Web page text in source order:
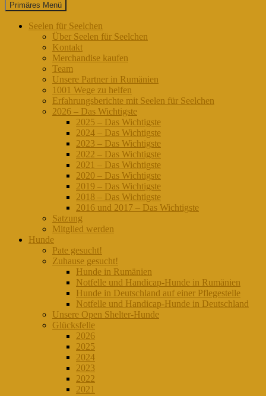
Seelen für Seelchen
Primäres Menü
Seelen für Seelchen
Über Seelen für Seelchen
Kontakt
Merchandise kaufen
Team
Unsere Partner in Rumänien
1001 Wege zu helfen
Erfahrungsberichte mit Seelen für Seelchen
2026 – Das Wichtigste
2025 – Das Wichtigste
2024 – Das Wichtigste
2023 – Das Wichtigste
2022 – Das Wichtigste
2021 – Das Wichtigste
2020 – Das Wichtigste
2019 – Das Wichtigste
2018 – Das Wichtigste
2016 und 2017 – Das Wichtigste
Satzung
Mitglied werden
Hunde
Pate gesucht!
Zuhause gesucht!
Hunde in Rumänien
Notfelle und Handicap-Hunde in Rumänien
Hunde in Deutschland auf einer Pflegestelle
Notfelle und Handicap-Hunde in Deutschland
Unsere Open Shelter-Hunde
Glücksfelle
2026
2025
2024
2023
2022
2021